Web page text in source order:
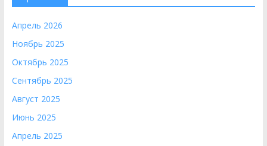
Апрель 2026
Ноябрь 2025
Октябрь 2025
Сентябрь 2025
Август 2025
Июнь 2025
Апрель 2025